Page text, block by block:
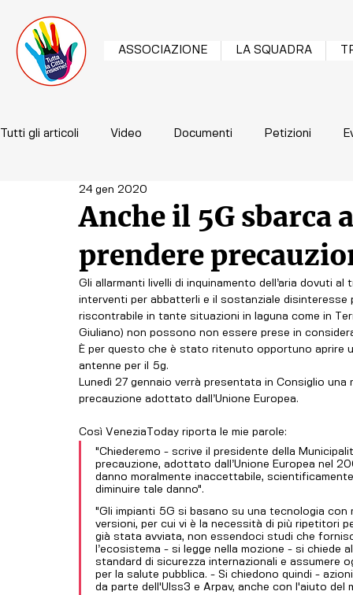
ASSOCIAZIONE LA SQUADRA
Tutti gli articoli Video Documenti Petizioni
Anche il 5G sbarca
prendere
24 gen 2020
Gli allarmanti livelli di inquinamento dell’aria dovuti
interventi per abbatterli e il sostanziale disinteresse
riscontrabile in tante situazioni in laguna come in
Giuliano) non possono non essere prese in
È per questo che è stato ritenuto opportuno aprire
antenne per il 5g.
Lunedì 27 gennaio verrà presentata in Consiglio
precauzione adottato dall’Unione Europea.
Così VeneziaToday riporta le mie parole:
"Chiederemo - scrive il presidente della
precauzione, adottato dall’Unione Europea nel
danno moralmente inaccettabile,
diminuire tale danno".
"Gli impianti 5G si basano su una tecnologia
versioni, per cui vi è la necessità di più ripetitori
già stata avviata, non essendoci studi che
l’ecosistema - si legge nella mozione - si
standard di sicurezza internazionali e assumere
per la salute pubblica. - Si chiedono quindi -
da parte dell'Ulss3 e Arpav, anche con l'aiuto